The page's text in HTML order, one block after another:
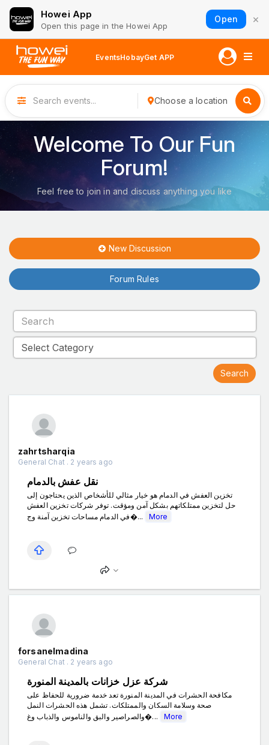
Howei App
Open this page in the Howei App
Open ×
EventsHobayGet APP
Choose a location
Welcome To Our Fun
Forum!
Feel free to join in and discuss anything you like
New Discussion
Forum Rules
zahrtsharqia
General Chat . 2 years ago
نقل عفش بالدمام
تخزين العفش في الدمام هو خيار مثالي للأشخاص الذين يحتاجون إلى
حل لتخزين ممتلكاتهم بشكل آمن ومؤقت. توفر شركات تخزين العفش
في الدمام مساحات تخزين آمنة وج�...
More
forsanelmadina
General Chat . 2 years ago
شركة عزل خزانات بالمدينة المنورة
مكافحة الحشرات في المدينة المنورة تعد خدمة ضرورية للحفاظ على
صحة وسلامة السكان والممتلكات. تشمل هذه الحشرات النمل
والصراصير والبق والناموس والذباب وغ�...
More